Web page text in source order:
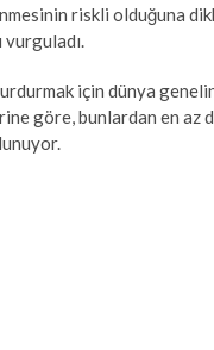
riskli olduğuna
için dünya
göre, bunlardan en az